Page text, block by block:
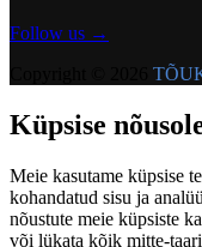
Follow us →
Küpsise
Meie kasutame küpsise
kohandatud sisu ja
nõustute meie küpsiste
või lükata kõik mitte-